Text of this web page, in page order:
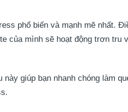
phổ biến và mạnh mẽ nhất.
của mình sẽ hoạt động trơn tru
giúp bạn nhanh chóng làm